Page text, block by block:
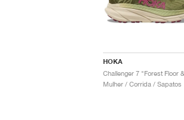
HOKA
Mulher / Corrida / Sapatos